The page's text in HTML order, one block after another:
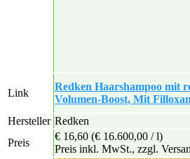
Link
Redken Haarshampoo mit
Volumen-Boost, Mit
Hersteller Redken
Preis
€ 16,60 (€ 16.600,00 / l)
Preis inkl. MwSt., zzgl.